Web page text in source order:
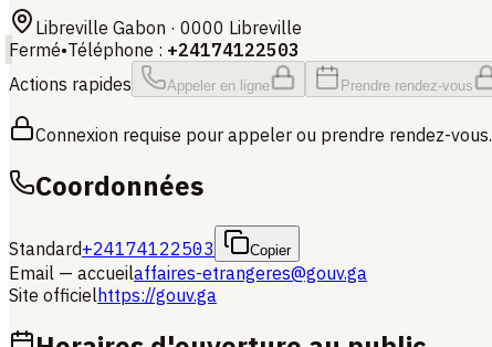
Libreville Gabon · 0000 Libreville
Fermé•Téléphone : +24174122503
Actions rapides
Appeler en ligne Prendre rendez-vous
Connexion requise pour appeler ou prendre rendez-vous.
Coordonnées
Standard+24174122503 Copier
Email — accueilaffaires-etrangeres@gouv.ga
Site officielhttps://gouv.ga